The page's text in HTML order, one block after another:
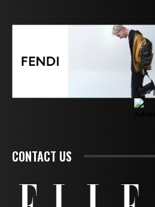
CONTACT US